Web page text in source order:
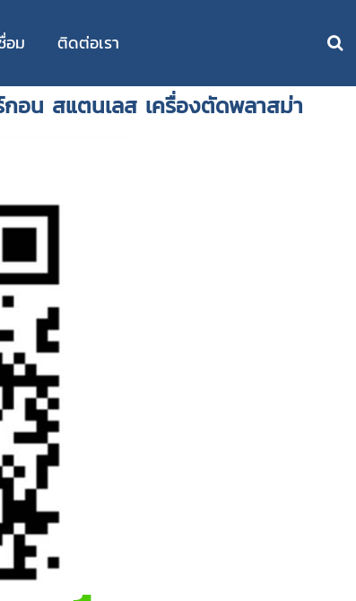
อม ติดต่อเรา
กอน สแตนเลส เครื่องตัดพลาสม่า